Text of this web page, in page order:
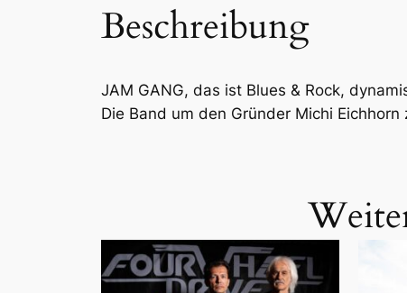
Beschreibung
JAM GANG, das ist Blues & Rock,
Die Band um den Gründer Michi